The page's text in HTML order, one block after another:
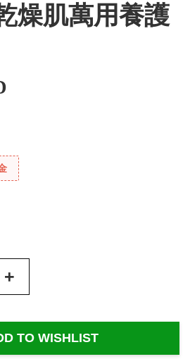
燥肌萬用養護
+
TO WISHLIST